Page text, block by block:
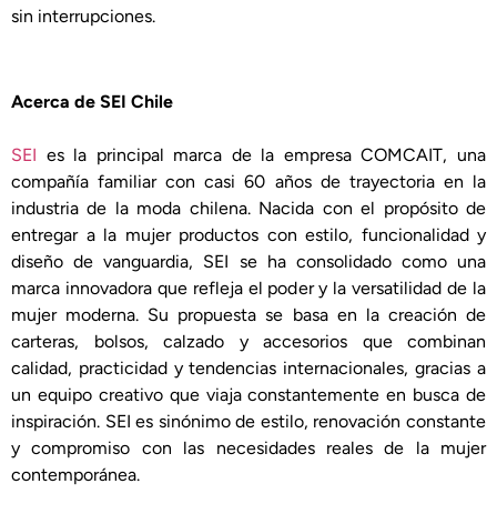
sin interrupciones.
Acerca de SEI Chile
SEI es la principal marca de la empresa COMCAIT, una
compañía familiar con casi 60 años de trayectoria en la
industria de la moda chilena. Nacida con el propósito de
entregar a la mujer productos con estilo, funcionalidad y
diseño de vanguardia, SEI se ha consolidado como una
marca innovadora que refleja el poder y la versatilidad de la
mujer moderna. Su propuesta se basa en la creación de
carteras, bolsos, calzado y accesorios que combinan
calidad, practicidad y tendencias internacionales, gracias a
un equipo creativo que viaja constantemente en busca de
inspiración. SEI es sinónimo de estilo, renovación constante
y compromiso con las necesidades reales de la mujer
contemporánea.